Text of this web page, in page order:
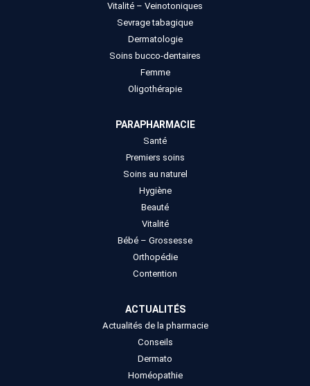
Vitalité – Veinotoniques
Sevrage tabagique
Dermatologie
Soins bucco-dentaires
Femme
Oligothérapie
PARAPHARMACIE
Santé
Premiers soins
Soins au naturel
Hygiène
Beauté
Vitalité
Bébé – Grossesse
Orthopédie
Contention
ACTUALITÉS
Actualités de la pharmacie
Conseils
Dermato
Homéopathie